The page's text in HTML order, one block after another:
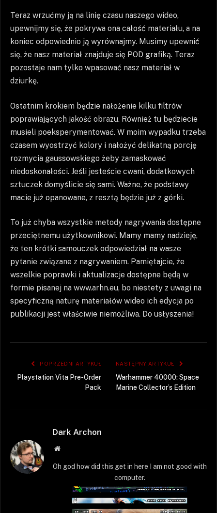
Teraz wrzućmy ją na linię czasu naszego wideo,
upewnijmy się, że pokrywa ona całość materiału, a na
koniec odpowiednio ją wyrównajmy. Musimy upewnić
się, że nasz materiał znajduje się POD grafiką. Teraz
pozostaje nam tylko wpasować nasz materiał w
dziurkę.
Ostatnim krokiem będzie nałożenie kilku filtrów
poprawiających jakość obrazu. Również tu będziecie
musieli poeksperymentować. W moim wypadku trzeba
czasem wyostrzyć kolory i nałożyć delikatną porcję
rozmycia gaussowskiego żeby zamaskować
niedoskonałości. Jeśli jesteście cwani, dodatkowych
sztuczek domyślicie się sami. Ważne, że podstawy
macie już opanowane, z resztą będzie już z górki.
To już chyba wszystkie metody nagrywania dostępne
przeciętnemu użytkownikowi. Mamy mamy nadzieję,
że ten krótki samouczek odpowiedział na wasze
pytanie związane z nagrywaniem. Pamiętajcie, że
wszelkie poprawki i aktualizacje dostępne będą w
formie pisanej na www.arhn.eu, bo niestety z uwagi na
specyficzną naturę materiałów wideo ich edycja po
publikacji jest właściwie niemożliwa. Do usłyszenia!
POPRZEDNI ARTYKUŁ
Playstation Vita Pre-Order
Pack
NASTĘPNY ARTYKUŁ
Warhammer 40000: Space
Marine Collector’s Edition
Dark Archon
Strona
Oh god how did this get in here I am not good with
computer.